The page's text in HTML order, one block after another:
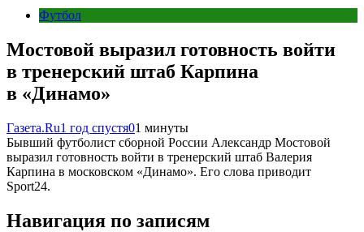
Футбол
Мостовой выразил готовность войти
в тренерский штаб Карпина
в «Динамо»
Газета.Ru1 год спустя01 минуты
Бывший футболист сборной России Александр Мостовой
выразил готовность войти в тренерский штаб Валерия
Карпина в московском «Динамо». Его слова приводит
Sport24.
Навигация по записям